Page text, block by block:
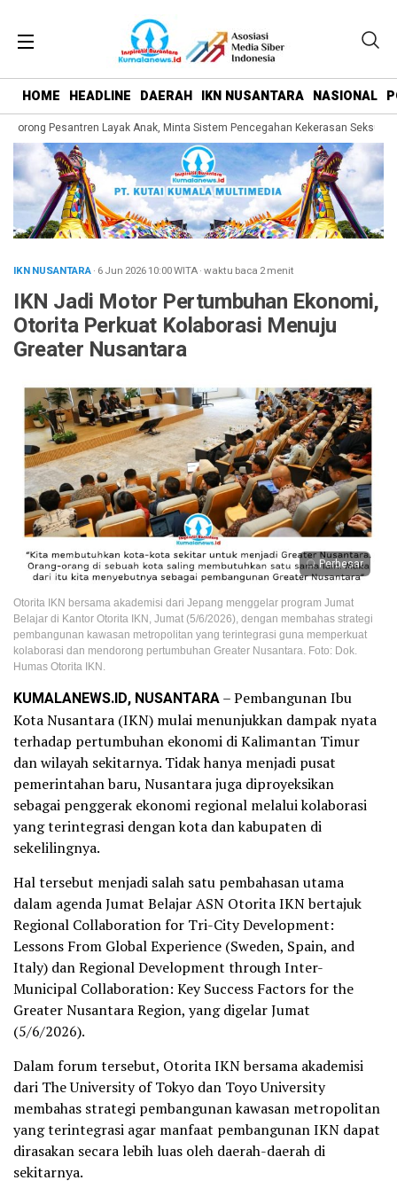
HOME HEADLINE DAERAH IKN NUSANTARA NASIONAL
Pesantren Layak Anak, Minta Sistem Pencegahan Kekerasan Seksual
IKN NUSANTARA· 6 Jun 202610:00WITA·waktu baca 2 menit
IKN Jadi Motor Pertumbuhan Ekonomi,
Otorita Perkuat Kolaborasi Menuju
Greater Nusantara
Perbesar
Otorita IKN bersama akademisi dari Jepang menggelar program Jumat
Belajar di Kantor Otorita IKN, Jumat (5/6/2026), dengan membahas strategi
pembangunan kawasan metropolitan yang terintegrasi guna memperkuat
kolaborasi dan mendorong pertumbuhan Greater Nusantara. Foto: Dok.
Humas Otorita IKN.
KUMALANEWS.ID, NUSANTARA– Pembangunan Ibu
Kota Nusantara (IKN) mulai menunjukkan dampak nyata
terhadap pertumbuhan ekonomi di Kalimantan Timur
dan wilayah sekitarnya. Tidak hanya menjadi pusat
pemerintahan baru, Nusantara juga diproyeksikan
sebagai penggerak ekonomi regional melalui kolaborasi
yang terintegrasi dengan kota dan kabupaten di
sekelilingnya.
Hal tersebut menjadi salah satu pembahasan utama
dalam agenda Jumat Belajar ASN Otorita IKN bertajuk
Regional Collaboration for Tri-City Development:
Lessons From Global Experience (Sweden, Spain, and
Italy) dan Regional Development through Inter-
Municipal Collaboration: Key Success Factors for the
Greater Nusantara Region, yang digelar Jumat
(5/6/2026).
Dalam forum tersebut, Otorita IKN bersama akademisi
dari The University of Tokyo dan Toyo University
membahas strategi pembangunan kawasan metropolitan
yang terintegrasi agar manfaat pembangunan IKN dapat
dirasakan secara lebih luas oleh daerah-daerah di
sekitarnya.